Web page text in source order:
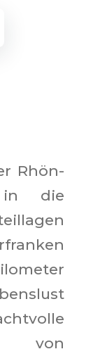
Rhön-
in die
von